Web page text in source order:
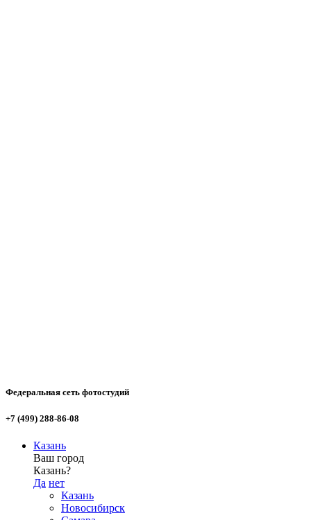
Федеральная сеть фотостудий
+7 (499) 288-86-08
Казань
Ваш город
Казань?
Да нет
Казань
Новосибирск